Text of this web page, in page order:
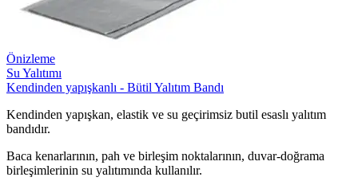
Önizleme
Su Yalıtımı
Kendinden yapışkanlı - Bütil Yalıtım Bandı
Kendinden yapışkan, elastik ve su geçirimsiz butil esaslı yalıtım
bandıdır.
Baca kenarlarının, pah ve birleşim noktalarının, duvar-doğrama
birleşimlerinin su yalıtımında kullanılır.